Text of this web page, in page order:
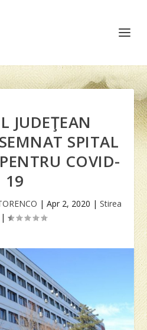
JUDEŢEAN
SPITAL
COVID-
19
| Apr 2, 2020 | Stirea
|